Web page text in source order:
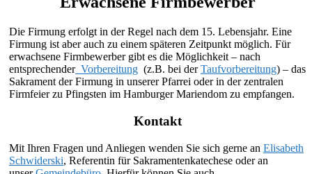
Die Firmung erfolgt in der Regel nach dem 15. Lebensjahr. Eine
Firmung ist aber auch zu einem späteren Zeitpunkt möglich. Für
erwachsene Firmbewerber gibt es die Möglichkeit – nach
entsprechender Vorbereitung (z.B. bei derTaufvorbereitung) – das
Sakrament der Firmung in unserer Pfarrei oder in der zentralen
Firmfeier zu Pfingsten im Hamburger Mariendom zu empfangen.
Kontakt
Mit Ihren Fragen und Anliegen wenden Sie sich gerne an Elisabeth
Schwiderski, Referentin für Sakramentenkatechese oder an